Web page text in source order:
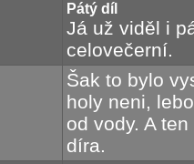
Pátý díl
Já už viděl i
celovečerní.
Šak to bylo
holy neni,
od vody. A
díra.